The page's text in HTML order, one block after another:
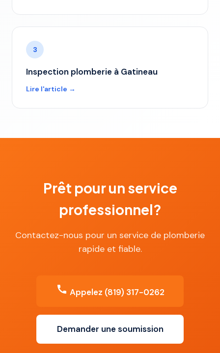
3
Inspection plomberie à Gatineau
Lire l'article →
Prêt pour un service
professionnel?
Contactez-nous pour un service de plomberie
rapide et fiable.
Appelez (819) 317-0262
Demander une soumission